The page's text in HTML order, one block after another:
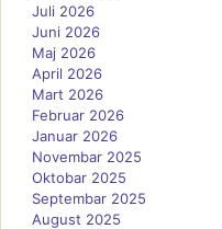
Juli 2026
Juni 2026
Maj 2026
April 2026
Mart 2026
Februar 2026
Januar 2026
Novembar 2025
Oktobar 2025
Septembar 2025
August 2025